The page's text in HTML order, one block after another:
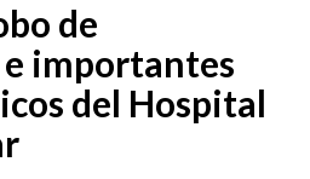
PM
PM
de
importantes
del Hospital